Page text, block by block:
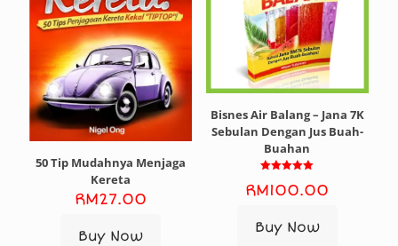
50 Tip Mudahnya Menjaga
Kereta
RM27.00
Buy Now
Bisnes Air Balang – Jana 7K
Sebulan Dengan Jus Buah-
Buahan
5.00
out of 5
RM100.00
Buy Now